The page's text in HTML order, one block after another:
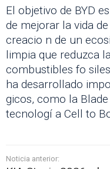
El objetivo de BYD
de mejorar la vida
creacio n de un
limpia que reduzca
combustibles fo
ha desarrollado
gicos, como la
tecnologí a Cell to
Noticia anterior: